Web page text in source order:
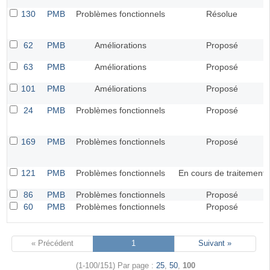
130 PMB Problèmes fonctionnels Résolue
62 PMB Améliorations Proposé
63 PMB Améliorations Proposé
101 PMB Améliorations Proposé
24 PMB Problèmes fonctionnels Proposé
169 PMB Problèmes fonctionnels Proposé
121 PMB Problèmes fonctionnels En cours de traitement
86 PMB Problèmes fonctionnels
Proposé
60
PMB Problèmes fonctionnels Proposé
« Précédent 1 Suivant »
(1-100/151) Par page : 25, 50, 100